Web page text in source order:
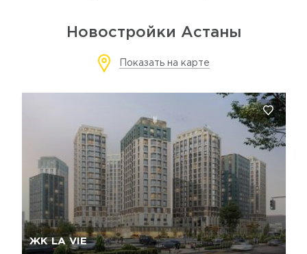
Новостройки Астаны
Показать на карте
ЖК LA VIE
Да, удалить Отмена